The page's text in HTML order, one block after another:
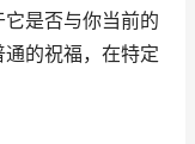
是否与你当前的
的祝福，在特定